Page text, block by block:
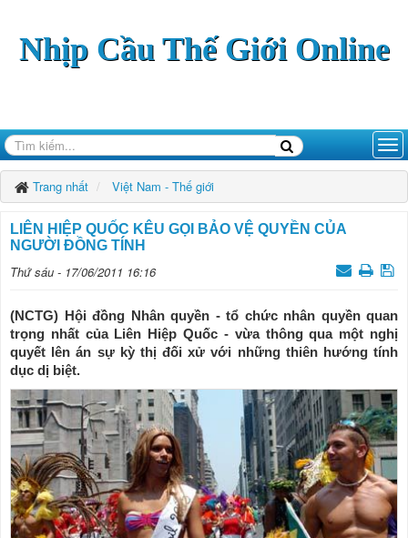
Nhịp Cầu Thế Giới Online
Trang nhất Việt Nam - Thế giới
LIÊN HIỆP QUỐC KÊU GỌI BẢO VỆ QUYỀN CỦA
NGƯỜI ÐỒNG TÍNH
Thứ sáu - 17/06/2011 16:16
(NCTG) Hội đồng Nhân quyền - tổ chức nhân quyền quan
trọng nhất của Liên Hiệp Quốc - vừa thông qua một nghị
quyết lên án sự kỳ thị đối xử với những thiên hướng tính
dục dị biệt.